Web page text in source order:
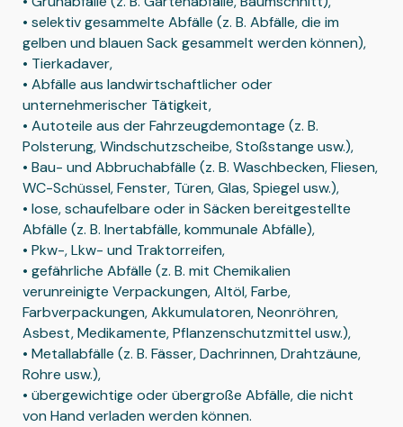
• selektiv gesammelte Abfälle (z. B. Abfälle, die im
gelben und blauen Sack gesammelt werden können),
• Tierkadaver,
• Abfälle aus landwirtschaftlicher oder
unternehmerischer Tätigkeit,
• Autoteile aus der Fahrzeugdemontage (z. B.
Polsterung, Windschutzscheibe, Stoßstange usw.),
• Bau- und Abbruchabfälle (z. B. Waschbecken, Fliesen,
WC-Schüssel, Fenster, Türen, Glas, Spiegel usw.),
• lose, schaufelbare oder in Säcken bereitgestellte
Abfälle (z. B. Inertabfälle, kommunale Abfälle),
• Pkw-, Lkw- und Traktorreifen,
• gefährliche Abfälle (z. B. mit Chemikalien
verunreinigte Verpackungen, Altöl, Farbe,
Farbverpackungen, Akkumulatoren, Neonröhren,
Asbest, Medikamente, Pflanzenschutzmittel usw.),
• Metallabfälle (z. B. Fässer, Dachrinnen, Drahtzäune,
Rohre usw.),
• übergewichtige oder übergroße Abfälle, die nicht
von Hand verladen werden können.